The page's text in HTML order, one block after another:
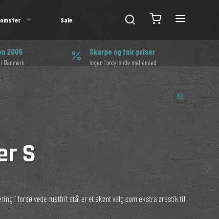
Sale
2006
Danmark
Skarpe og fair priser
Ingen fordyrende mellemled
S
i forsølvede rustfrit stål er et skønt valg som ekstra ørestik til